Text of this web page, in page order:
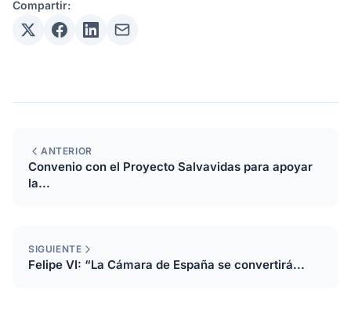
Compartir:
ANTERIOR
Convenio con el Proyecto Salvavidas para apoyar
la...
SIGUIENTE
Felipe VI: “La Cámara de España se convertirá...